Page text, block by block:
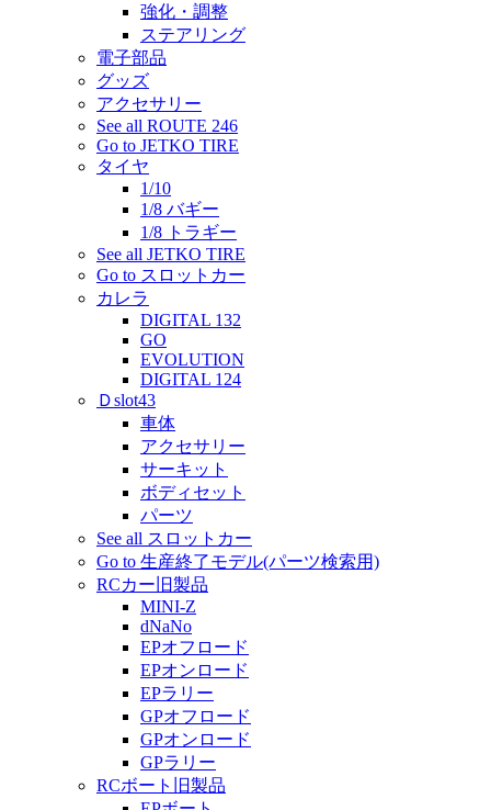
強化・調整
ステアリング
電子部品
グッズ
アクセサリー
See all ROUTE 246
Go to JETKO TIRE
タイヤ
1/10
1/8 バギー
1/8 トラギー
See all JETKO TIRE
Go to スロットカー
カレラ
DIGITAL 132
GO
EVOLUTION
DIGITAL 124
Ｄslot43
車体
アクセサリー
サーキット
ボディセット
パーツ
See all スロットカー
Go to 生産終了モデル(パーツ検索用)
RCカー旧製品
MINI-Z
dNaNo
EPオフロード
EPオンロード
EPラリー
GPオフロード
GPオンロード
GPラリー
RCボート旧製品